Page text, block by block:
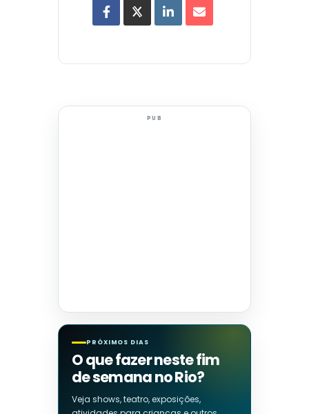
PUB
PRÓXIMOS DIAS
O que fazer neste fim
de semana no Rio?
Veja shows, teatro, exposições,